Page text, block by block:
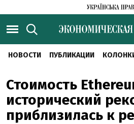
НОВОСТИ ПУБЛИКАЦИИ
Стоимость
исторический
приблизилась к